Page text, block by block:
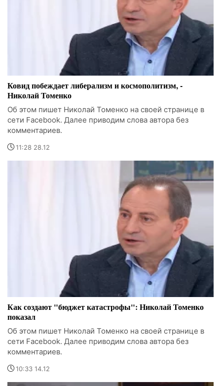
Ковид побеждает либерализм и космополитизм, -
Николай Томенко
Об этом пишет Николай Томенко на своей странице в
сети Facebook. Далее приводим слова автора без
комментариев.
11:28 28.12
Как создают "бюджет катастрофы": Николай Томенко
показал
Об этом пишет Николай Томенко на своей странице в
сети Facebook. Далее приводим слова автора без
комментариев.
10:33 14.12